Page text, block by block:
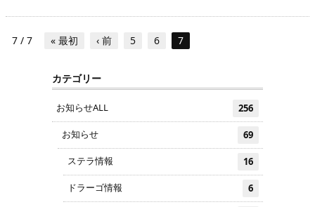
7 / 7 « 最初 ‹ 前 5 6 7
カテゴリー
お知らせALL 256
お知らせ 69
ステラ情報 16
ドラーゴ情報 6